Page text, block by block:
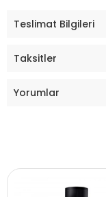
Teslimat Bilgileri
Taksitler
Yorumlar